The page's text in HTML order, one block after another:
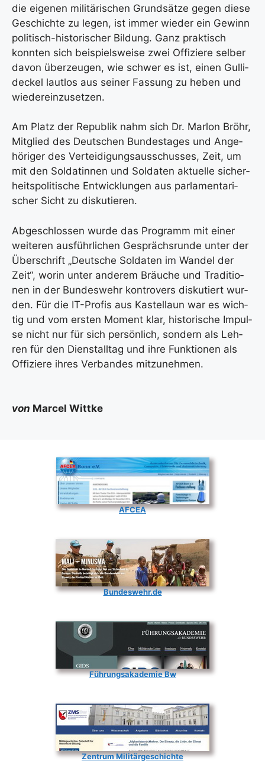
die eige­nen mili­tä­ri­schen Grund­sät­ze gegen die­se
Geschich­te zu legen, ist immer wie­der ein Gewinn
poli­tisch-his­to­ri­scher Bil­dung. Ganz prak­tisch
konn­ten sich bei­spiels­wei­se zwei Offi­zie­re sel­ber
davon über­zeu­gen, wie schwer es ist, einen Gull­i­
de­ckel laut­los aus sei­ner Fas­sung zu heben und
wie­der­ein­zu­set­zen.
Am Platz der Repu­blik nahm sich Dr. Mar­lon Bröhr,
Mit­glied des Deut­schen Bun­des­ta­ges und Ange­
hö­ri­ger des Ver­tei­di­gungs­aus­schus­ses, Zeit, um
mit den Sol­da­tin­nen und Sol­da­ten aktu­el­le sicher­
heits­po­li­ti­sche Ent­wick­lun­gen aus par­la­men­ta­ri­
scher Sicht zu dis­ku­tie­ren.
Abge­schlos­sen wur­de das Pro­gramm mit einer
wei­te­ren aus­führ­li­chen Gesprächs­run­de unter der
Über­schrift „Deut­sche Sol­da­ten im Wan­del der
Zeit“, wor­in unter ande­rem Bräu­che und Tra­di­tio­
nen in der Bun­des­wehr kon­tro­vers dis­ku­tiert wur­
den. Für die IT-Pro­fis aus Kas­tellaun war es wich­
tig und vom ers­ten Moment klar, his­to­ri­sche Impul­
se nicht nur für sich per­sön­lich, son­dern als Leh­
ren für den Dienstall­tag und ihre Funk­tio­nen als
Offi­zie­re ihres Ver­ban­des mit­zu­neh­men.
von Mar­cel Witt­ke
AFCEA
Bundeswehr.de
Führungsakademie Bw
Zentrum Militärgeschichte